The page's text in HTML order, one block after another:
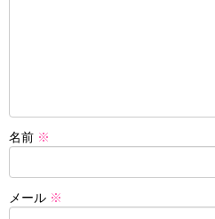
名前 ※
メール ※